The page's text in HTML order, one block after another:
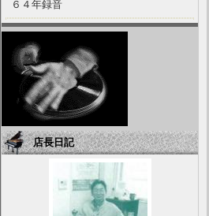
６４年録音
店長日記